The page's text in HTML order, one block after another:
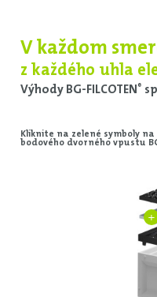
V každom
z každého uhla
Výhody BG-FILCOTEN®
Kliknite na zelené symboly
bodového dvorného vpustu
+